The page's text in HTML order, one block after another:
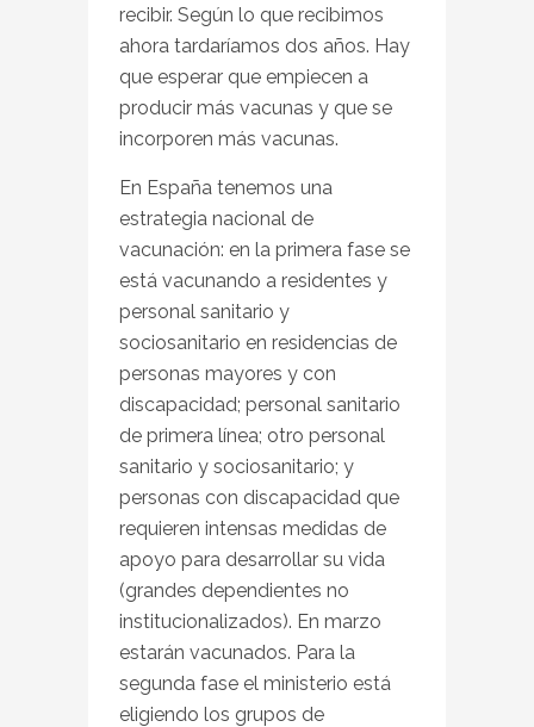
recibir. Según lo que recibimos
ahora tardaríamos dos años. Hay
que esperar que empiecen a
producir más vacunas y que se
incorporen más vacunas.
En España tenemos una
estrategia nacional de
vacunación: en la primera fase se
está vacunando a residentes y
personal sanitario y
sociosanitario en residencias de
personas mayores y con
discapacidad; personal sanitario
de primera línea; otro personal
sanitario y sociosanitario; y
personas con discapacidad que
requieren intensas medidas de
apoyo para desarrollar su vida
(grandes dependientes no
institucionalizados). En marzo
estarán vacunados. Para la
segunda fase el ministerio está
eligiendo los grupos de